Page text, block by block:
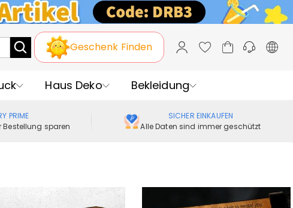
Geschenk Finden
Haus Deko Bekleidung
PRIME
Bestellung sparen
SICHER EINKAUFEN
Alle Daten sind immer geschützt